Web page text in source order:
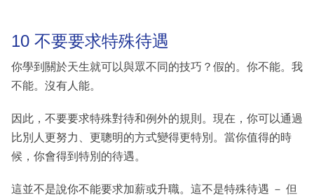
10 不要要求特殊待遇
你學到關於天生就可以與眾不同的技巧？假的。你不能。我
不能。沒有人能。
因此，不要要求特殊對待和例外的規則。現在，你可以通過
比別人更努力、更聰明的方式變得更特別。當你值得的時
候，你會得到特別的待遇。
這並不是說你不能要求加薪或升職。這不是特殊待遇 － 但